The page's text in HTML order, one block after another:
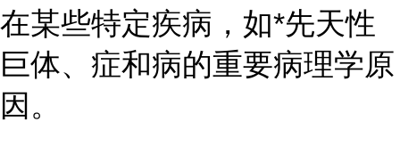
在某些特定疾病，如*先天性
巨体、症和病的重要病理学原
因。